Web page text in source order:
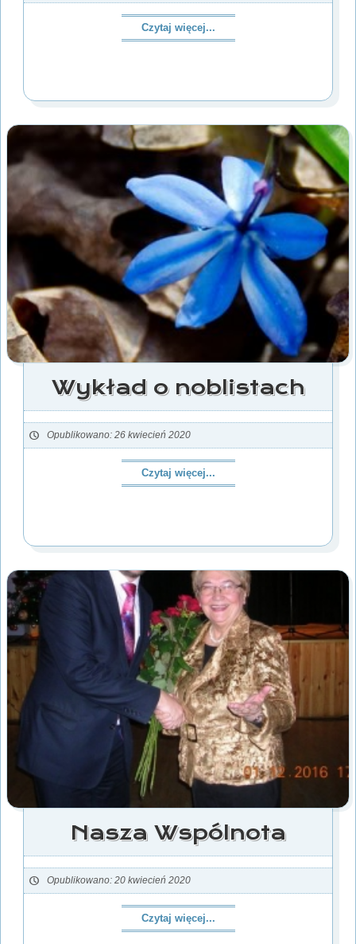
Czytaj więcej...
Wykład o noblistach
Opublikowano: 26 kwiecień 2020
Czytaj więcej...
Nasza Wspólnota
Opublikowano: 20 kwiecień 2020
Czytaj więcej...